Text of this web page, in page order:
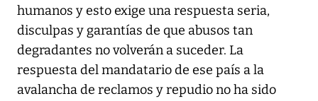
humanos y esto exige una respuesta seria,
disculpas y garantías de que abusos tan
degradantes no volverán a suceder. La
respuesta del mandatario de ese país a la
avalancha de reclamos y repudio no ha sido